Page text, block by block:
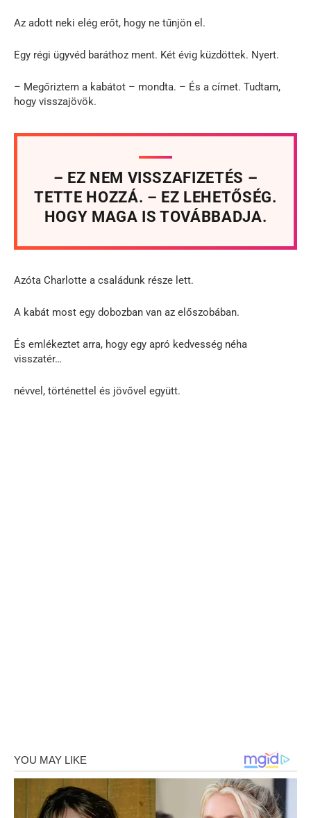
Az adott neki elég erőt, hogy ne tűnjön el.
Egy régi ügyvéd baráthoz ment. Két évig küzdöttek. Nyert.
– Megőriztem a kabátot – mondta. – És a címet. Tudtam,
hogy visszajövök.
– EZ NEM VISSZAFIZETÉS –
TETTE HOZZÁ. – EZ LEHETŐSÉG.
HOGY MAGA IS TOVÁBBADJA.
Azóta Charlotte a családunk része lett.
A kabát most egy dobozban van az előszobában.
És emlékeztet arra, hogy egy apró kedvesség néha
visszatér…
névvel, történettel és jövővel együtt.